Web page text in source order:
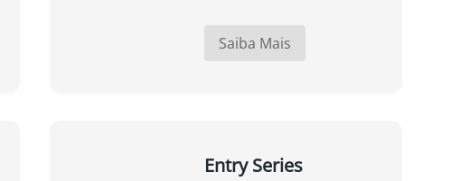
Saiba Mais
Entry Series